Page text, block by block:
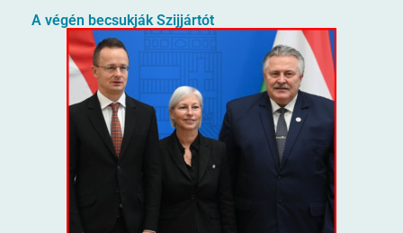
A végén becsukják Szijjártót